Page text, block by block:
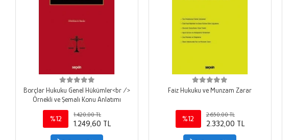
Borçlar Hukuku Genel Hükümler<br />
Örnekli ve Şemalı Konu Anlatımı
%12
1.420,00 TL
1.249,60 TL
Faiz Hukuku ve Munzam Zarar
%12
2.650,00 TL
2.332,00 TL